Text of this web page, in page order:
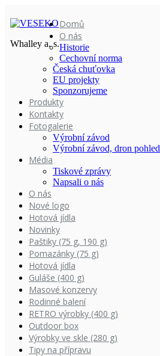
Whalley a. s.
Domů
O nás
Historie
Cechovní norma
Česká chuťovka
EU projekty
Sponzorujeme
Produkty
Kontakty
Fotogalerie
Výrobní závod
Výrobní závod, dron pohled
Média
Tiskové zprávy
Napsali o nás
O nás
Nové logo
Hotová jídla
Novinky
Paštiky (75 g, 190 g)
Pomazánky (75 g)
Hotová jídla
Guláše (400 g)
Masové konzervy
Rodinné balení
RETRO výrobky (400 g)
Outdoor box
Výrobky ve skle (280 g)
Tipy na přípravu